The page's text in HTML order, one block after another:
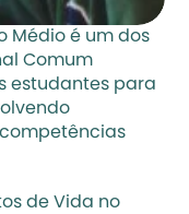
Médio é um dos
Comum
estudantes para
de Vida no